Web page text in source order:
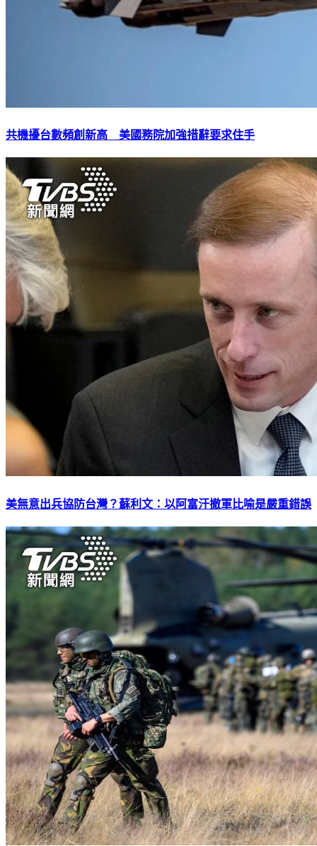
共機擾台數頻創新高 美國務院加強措辭要求住手
美無意出兵協防台灣？蘇利文：以阿富汗撤軍比喻是嚴重錯誤